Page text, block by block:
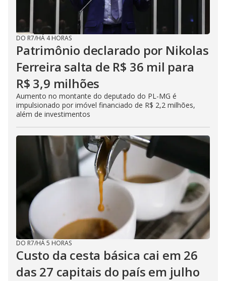
DO R7/HÁ 4 HORAS
Patrimônio declarado por Nikolas
Ferreira salta de R$ 36 mil para
R$ 3,9 milhões
Aumento no montante do deputado do PL-MG é
impulsionado por imóvel financiado de R$ 2,2 milhões,
além de investimentos
DO R7/HÁ 5 HORAS
Custo da cesta básica cai em 26
das 27 capitais do país em julho